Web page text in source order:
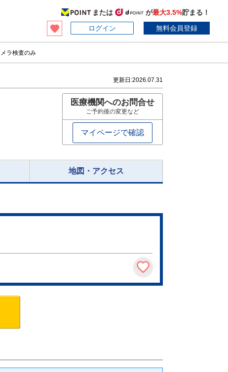
または が最大3.5%貯まる！
ログイン
無料会員登録
ラ検査のみ
更新日:2026.07.31
医療機関へのお問合せ
ご予約後の変更など
マイページで確認
地図・アクセス